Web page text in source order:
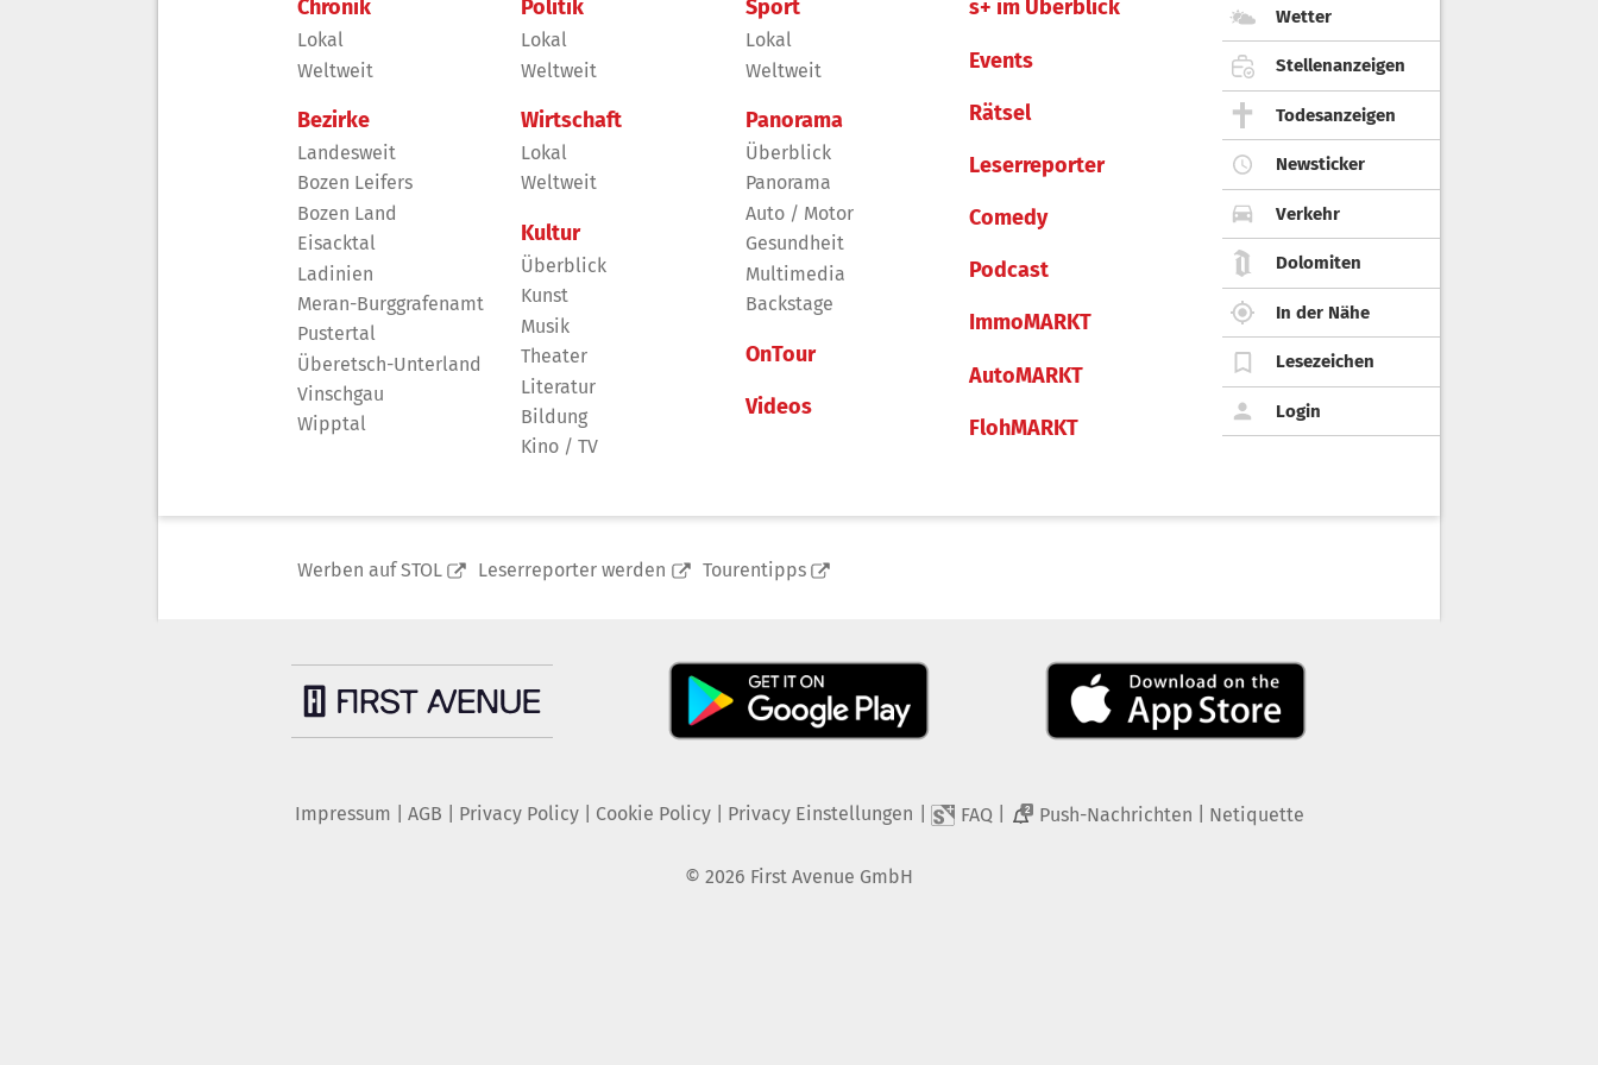
Chronik
Lokal
Weltweit
Bezirke
Landesweit
Bozen Leifers
Bozen Land
Eisacktal
Ladinien
Meran-Burggrafenamt
Pustertal
Überetsch-Unterland
Vinschgau
Wipptal
Politik
Lokal
Weltweit
Wirtschaft
Lokal
Weltweit
Kultur
Überblick
Kunst
Musik
Theater
Literatur
Bildung
Kino / TV
Sport
Lokal
Weltweit
Panorama
Überblick
Panorama
Auto / Motor
Gesundheit
Multimedia
Backstage
OnTour
Videos
s+ im Überblick
Events
Rätsel
Leserreporter
Comedy
Podcast
ImmoMARKT
AutoMARKT
FlohMARKT
Wetter
Stellenanzeigen
Todesanzeigen
Newsticker
Verkehr
Dolomiten
In der Nähe
Lesezeichen
Login
Werben auf STOL Leserreporter werden Tourentipps
Impressum AGB Privacy Policy| Cookie Policy| Privacy Einstellungen FAQ 2 Push-Nachrichten Netiquette
© 2026 First Avenue GmbH